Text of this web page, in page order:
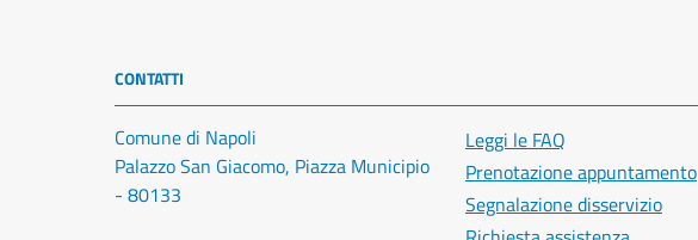
CONTATTI
Comune di Napoli
Palazzo San Giacomo, Piazza Municipio
- 80133
Leggi le FAQ
Prenotazione appuntamento
Segnalazione disservizio